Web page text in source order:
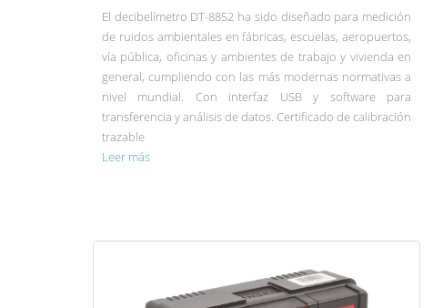
El decibelímetro DT-8852 ha sido diseñado para medición
de ruidos ambientales en fábricas, escuelas, aeropuertos,
vía pública, oficinas y ambientes de trabajo y vivienda en
general, cumpliendo con las más modernas normativas a
nivel mundial. Con interfaz USB y software para
transferencia y análisis de datos. Certificado de calibración
trazable
Leer más